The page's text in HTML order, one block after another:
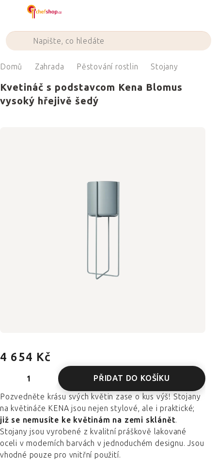
Domů Zahrada Pěstování rostlin Stojany
Kvetináč s podstavcom Kena Blomus
vysoký hřejivě šedý
4 654 Kč
PŘIDAT DO KOŠÍKU
Pozvedněte krásu svých květin zase o kus výš! Stojany
na květináče KENA jsou nejen stylové, ale i praktické;
již se nemusíte ke květinám na zemi sklánět.
Stojany jsou vyrobené z kvalitní práškově lakované
oceli v moderních barvách v jednoduchém designu. Jsou
vhodné pouze pro vnitřní použití.